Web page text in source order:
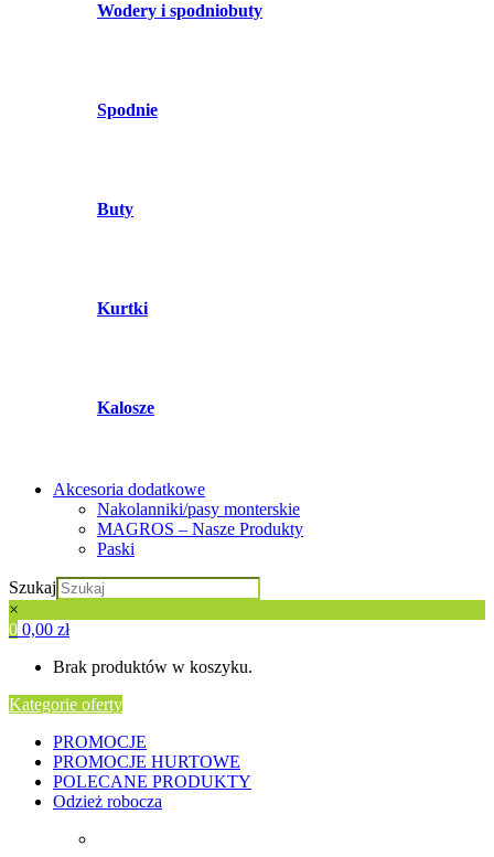
Wodery i spodniobuty
Spodnie
Buty
Kurtki
Kalosze
Akcesoria dodatkowe
Nakolanniki/pasy monterskie
MAGROS – Nasze Produkty
Paski
Szukaj
×
0 0,00 zł
Brak produktów w koszyku.
Kategorie oferty
PROMOCJE
PROMOCJE HURTOWE
POLECANE PRODUKTY
Odzież robocza